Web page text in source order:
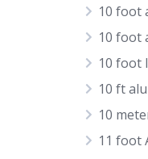
10 foot
10 foot
10 foot
10 ft
10
11 foot